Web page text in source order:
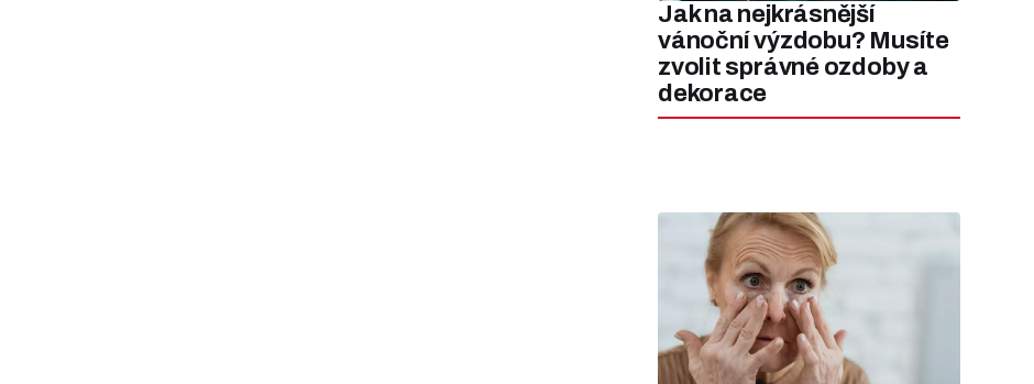
Jak na nejkrásnější
vánoční výzdobu? Musíte
zvolit správné ozdoby a
dekorace